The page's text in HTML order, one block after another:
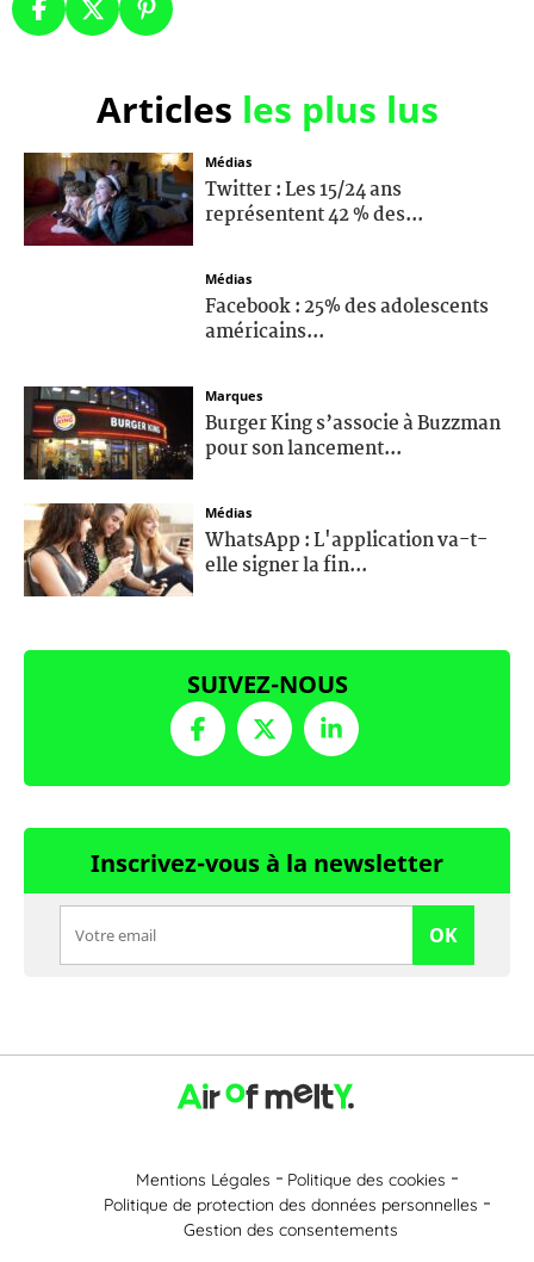
Articles les plus lus
Médias
Twitter : Les 15/24 ans
représentent 42 % des...
Médias
Facebook : 25% des adolescents
américains...
Marques
Burger King s’associe à Buzzman
pour son lancement...
Médias
WhatsApp : L'application va-t-
elle signer la fin...
SUIVEZ-NOUS
Inscrivez-vous à la newsletter
OK
Mentions Légales
Politique des cookies
Politique de protection des données personnelles
Gestion des consentements